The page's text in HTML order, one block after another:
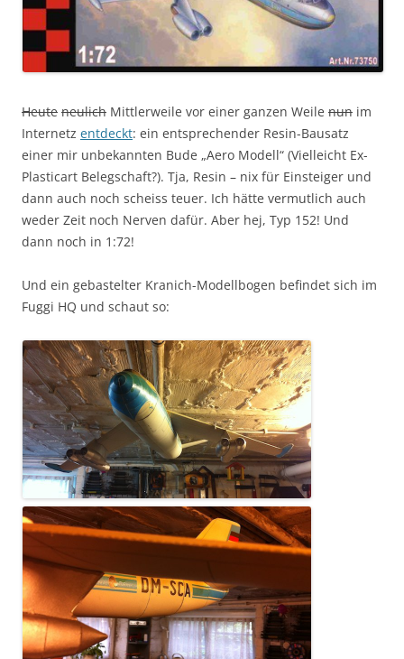
Heute neulich Mittlerweile vor einer ganzen Weile nun im
Internetz entdeckt: ein entsprechender Resin-Bausatz
einer mir unbekannten Bude „Aero Modell“ (Vielleicht Ex-
Plasticart Belegschaft?). Tja, Resin – nix für Einsteiger und
dann auch noch scheiss teuer. Ich hätte vermutlich auch
weder Zeit noch Nerven dafür. Aber hej, Typ 152! Und
dann noch in 1:72!
Und ein gebastelter Kranich-Modellbogen befindet sich im
Fuggi HQ und schaut so: